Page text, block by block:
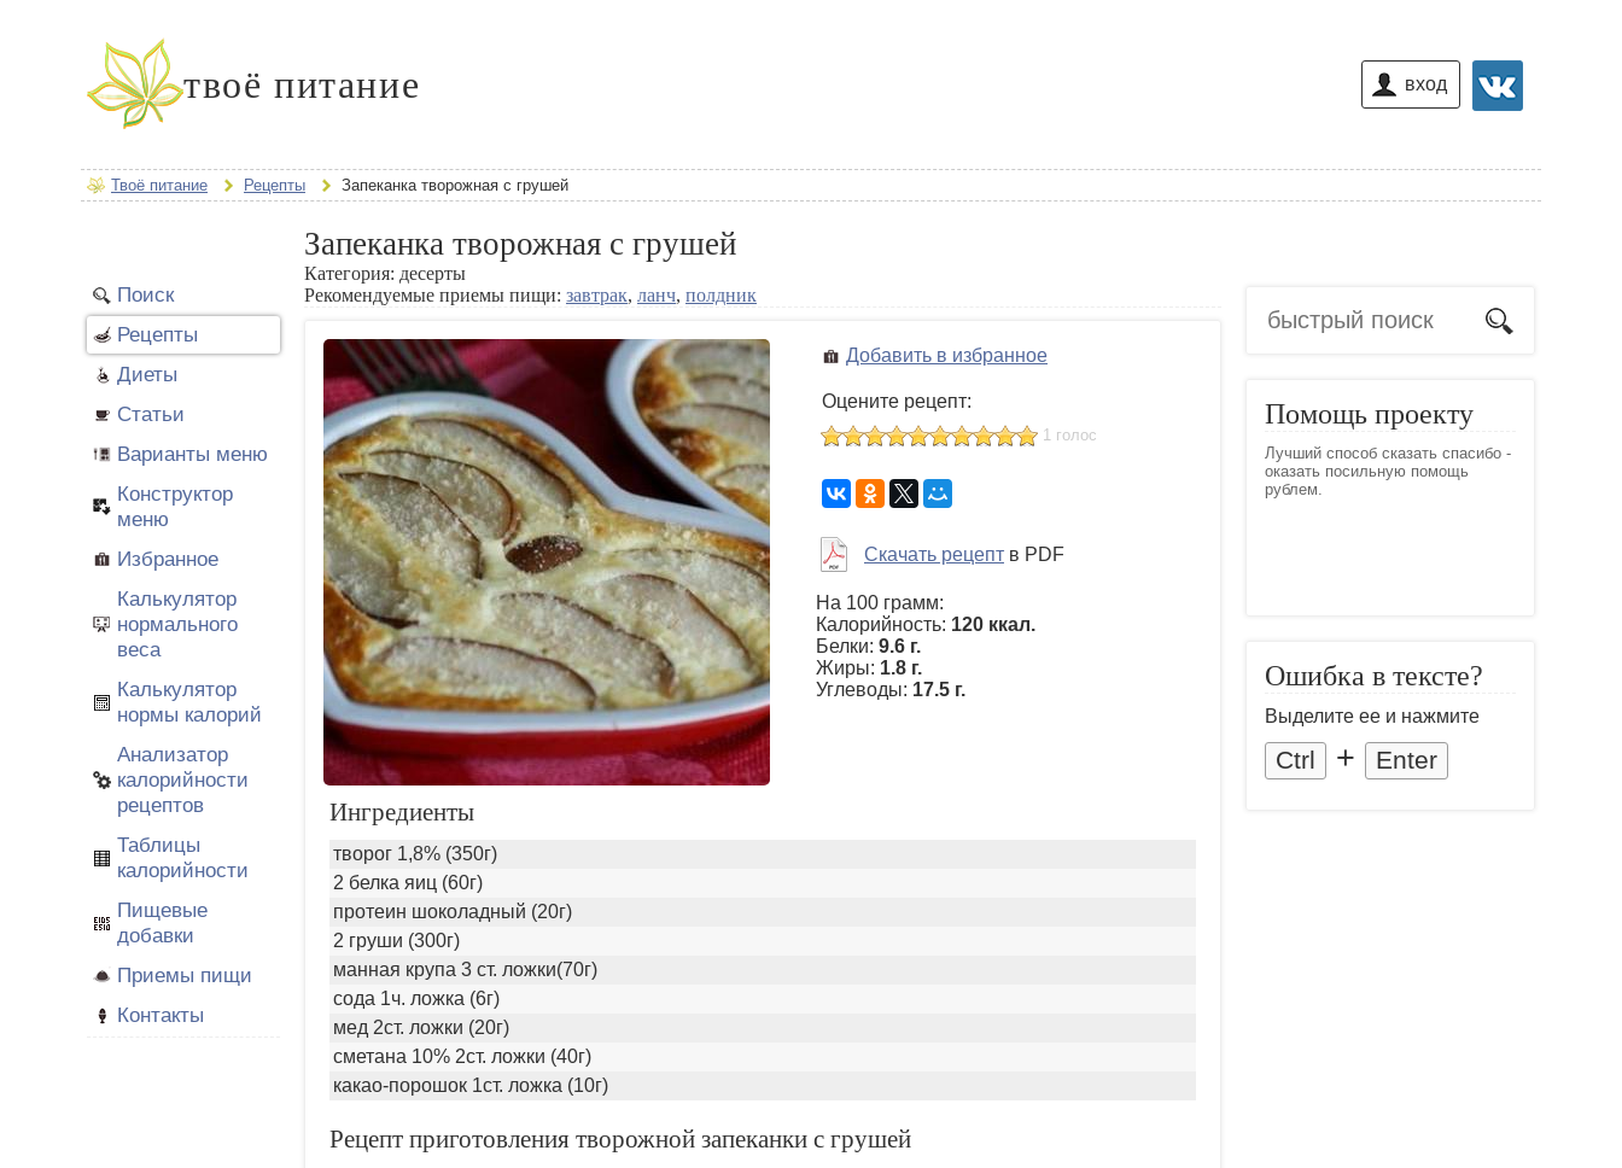
твоё питание вход
Твоё питание Рецепты Запеканка творожная с грушей
Поиск
Рецепты
Диеты
Статьи
Варианты меню
Конструктор
меню
Избранное
Калькулятор
нормального
веса
Калькулятор
нормы калорий
Анализатор
калорийности
рецептов
Таблицы
калорийности
Пищевые
добавки
Приемы пищи
Контакты
Запеканка творожная с грушей
Категория: десерты
Рекомендуемые приемы пищи: завтрак, ланч, полдник
Добавить в избранное
Оцените рецепт:
1 голос
Скачать рецепт в PDF
На 100 грамм:
Калорийность: 120 ккал.
Белки: 9.6 г.
Жиры: 1.8 г.
Углеводы: 17.5 г.
Ингредиенты
творог 1,8% (350г)
2 белка яиц (60г)
протеин шоколадный (20г)
2 груши (300г)
манная крупа 3 ст. ложки(70г)
сода 1ч. ложка (6г)
мед 2ст. ложки (20г)
сметана 10% 2ст. ложки (40г)
какао-порошок 1ст. ложка (10г)
Рецепт приготовления творожной запеканки с грушей
Помощь проекту
Лучший способ сказать спасибо -
оказать посильную помощь
рублем.
Ошибка в тексте?
Выделите ее и нажмите
Ctrl + Enter